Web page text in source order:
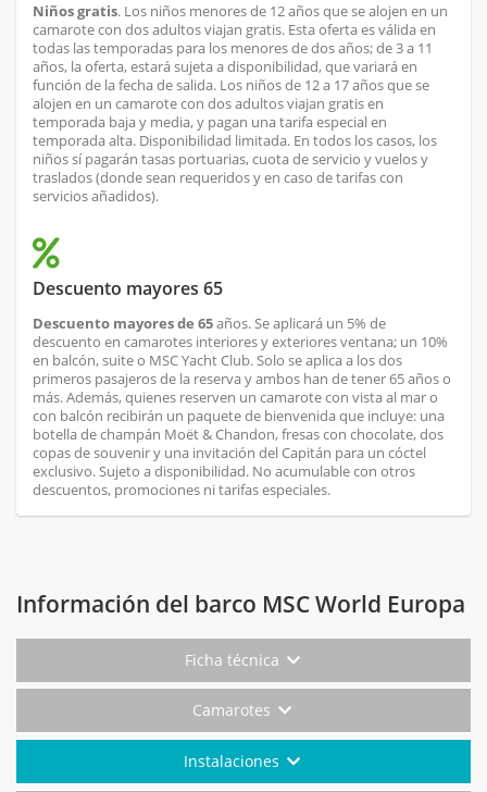
Niños gratis. Los niños menores de 12 años que se alojen en un
camarote con dos adultos viajan gratis. Esta oferta es válida en
todas las temporadas para los menores de dos años; de 3 a 11
años, la oferta, estará sujeta a disponibilidad, que variará en
función de la fecha de salida. Los niños de 12 a 17 años que se
alojen en un camarote con dos adultos viajan gratis en
temporada baja y media, y pagan una tarifa especial en
temporada alta. Disponibilidad limitada. En todos los casos, los
niños sí pagarán tasas portuarias, cuota de servicio y vuelos y
traslados (donde sean requeridos y en caso de tarifas con
servicios añadidos).
Descuento mayores 65
Descuento mayores de 65años. Se aplicará un 5% de
descuento en camarotes interiores y exteriores ventana; un 10%
en balcón, suite o MSC Yacht Club. Solo se aplica a los dos
primeros pasajeros de la reserva y ambos han de tener 65 años o
más. Además, quienes reserven un camarote con vista al mar o
con balcón recibirán un paquete de bienvenida que incluye: una
botella de champán Moët & Chandon, fresas con chocolate, dos
copas de souvenir y una invitación del Capitán para un cóctel
exclusivo. Sujeto a disponibilidad. No acumulable con otros
descuentos, promociones ni tarifas especiales.
Información del barco MSC World Europa
Ficha técnica
Camarotes
Instalaciones